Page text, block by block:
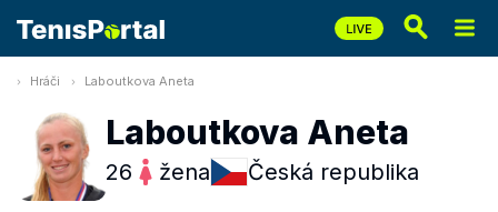
Hráči Laboutkova Aneta
Laboutkova Aneta
26 žena Česká republika